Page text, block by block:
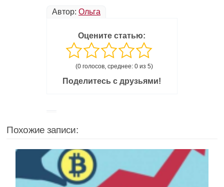
Автор: Ольга
Оцените статью:
(0 голосов, среднее: 0 из 5)
Поделитесь с друзьями!
Похожие записи: